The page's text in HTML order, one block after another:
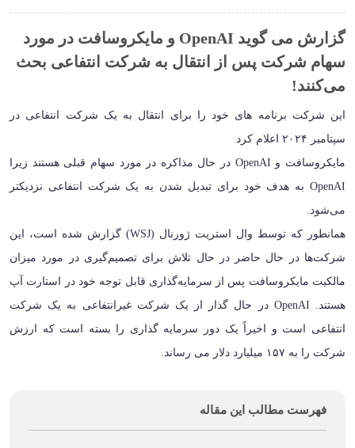
گزارش می گوید OpenAI و مایکروسافت در مورد
سهام شرکت پس از انتقال به شرکت انتفاعی بحث
می‌کنند!
این شرکت برنامه های خود را برای انتقال به یک شرکت انتفاعی در
سپتامبر ۲۰۲۴ اعلام کرد
مایکروسافت و OpenAI در حال مذاکره در مورد سهام قبلی هستند زیرا
OpenAI به هدف خود برای تبدیل شدن به یک شرکت انتفاعی نزدیکتر
می‌شود.
همانطور که توسط وال استریت ژورنال (WSJ) گزارش شده است، این
شرکت‌ها در حال حاضر در حال تلاش برای تصمیم‌گیری در مورد میزان
مالکیت مایکروسافت پس از سرمایه‌گذاری قابل توجه خود در استارت آپ
هستند. OpenAI در حال گذار از یک شرکت غیرانتفاعی به یک شرکت
انتفاعی است و اخیراً یک دور سرمایه گذاری را بسته است که ارزش
شرکت را به ۱۵۷ میلیارد دلار می رساند.
فهرست مطالب این مقاله